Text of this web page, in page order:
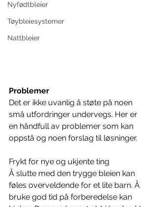
Nyfødtbleier
Tøybleiesystemer
Nattbleier
Problemer
Det er ikke uvanlig å støte på noen
små utfordringer undervegs. Her er
en håndfull av problemer som kan
oppstå og noen forslag til løsninger.
Frykt for nye og ukjente ting
Å slutte med den trygge bleien kan
føles overveldende for et lite barn. Å
bruke god tid på forberedelse kan